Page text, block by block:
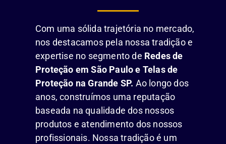
Com uma sólida trajetória no mercado,
nos destacamos pela nossa tradição e
expertise no segmento de Redes de
Proteção em São Paulo e Telas de
Proteção na Grande SP. Ao longo dos
anos, construímos uma reputação
baseada na qualidade dos nossos
produtos e atendimento dos nossos
profissionais. Nossa tradição é um